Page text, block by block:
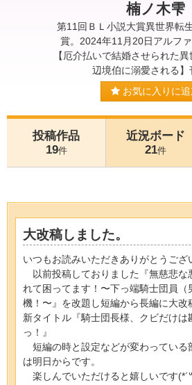
楠ノ木雫
第11回ＢＬ小説大賞異世界転
賞。2024年11月20日アルフ
【厄介払いで結婚させられた異
辺境伯に溺愛される】
お気に入りに追
投稿作品
19件
近況ボード
21件
大改稿しました。
いつもお読みいただきありがとうござ
以前投稿しておりました『無慈悲な
れて困ってます！〜下っ端騎士団員（
機！〜』を改題し短編から長編に大改
新タイトル『騎士団長様、クビだけは
っ！』
短編の時と設定などが変わっている
は明日からです。
楽しんでいただけると嬉しいです